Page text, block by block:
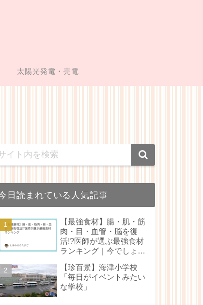
太陽光発電・売電
日読まれている人気記事
【最強食材】腸・肌・筋
肉・目・血管・脳を復
活!?医師が選ぶ最強食材
ランキング｜今でしょ！
とめ
【珍百景】海津小学校
「毎日がイベントみたい
な学校」